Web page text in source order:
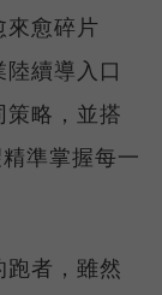
愈碎片
續導入口
略，並搭
準掌握每一
者，雖然